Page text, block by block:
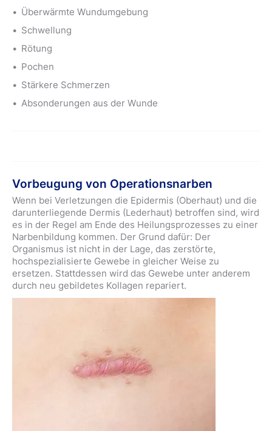
Überwärmte Wundumgebung
Schwellung
Rötung
Pochen
Stärkere Schmerzen
Absonderungen aus der Wunde
Vorbeugung von Operationsnarben
Wenn bei Verletzungen die Epidermis (Oberhaut) und die
darunterliegende Dermis (Lederhaut) betroffen sind, wird
es in der Regel am Ende des Heilungsprozesses zu einer
Narbenbildung kommen. Der Grund dafür: Der
Organismus ist nicht in der Lage, das zerstörte,
hochspezialisierte Gewebe in gleicher Weise zu
ersetzen. Stattdessen wird das Gewebe unter anderem
durch neu gebildetes Kollagen repariert.